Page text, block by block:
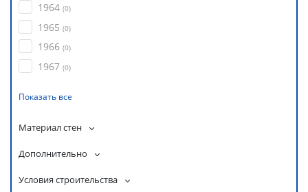
1964 (0)
1965 (0)
1966 (0)
1967 (0)
Показать все
Материал стен
Дополнительно
Условия строительства